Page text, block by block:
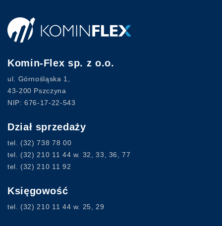
Komin-Flex sp. z o.o.
ul. Górnośląska 1,
43-200 Pszczyna
NIP: 676-17-22-543
Dział sprzedaży
tel. (32) 738 78 00
tel. (32) 210 11 44 w. 32, 33, 36, 77
tel. (32) 210 11 92
Księgowość
tel. (32) 210 11 44 w. 25, 29